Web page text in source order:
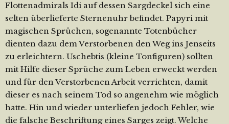
Flottenadmirals Idi auf dessen Sargdeckel sich eine
selten überlieferte Sternenuhr befindet. Papyri mit
magischen Sprüchen, sogenannte Totenbücher
dienten dazu dem Verstorbenen den Weg ins Jenseits
zu erleichtern. Uschebtis (kleine Tonfiguren) sollten
mit Hilfe dieser Sprüche zum Leben erweckt werden
und für den Verstorbenen Arbeit verrichten, damit
dieser es nach seinem Tod so angenehm wie möglich
hatte. Hin und wieder unterliefen jedoch Fehler, wie
die falsche Beschriftung eines Sarges zeigt. Welche